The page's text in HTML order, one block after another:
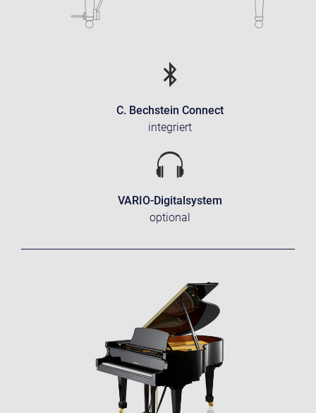
C. Bechstein Connect
integriert
VARIO-Digitalsystem
optional